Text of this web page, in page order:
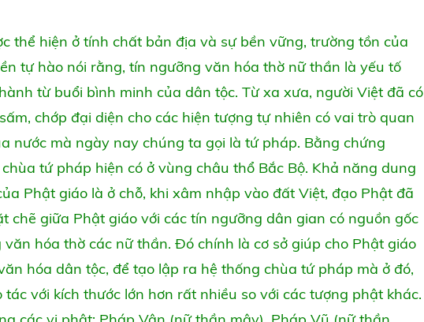
thể hiện ở tính chất bản địa và sự bền vững, trường tồn của
tự hào nói rằng, tín ngưỡng văn hóa thờ nữ thần là yếu tố
từ buổi bình minh của dân tộc. Từ xa xưa, người Việt đã có
chớp đại diện cho các hiện tượng tự nhiên có vai trò quan
nước mà ngày nay chúng ta gọi là tứ pháp. Bằng chứng
tứ pháp hiện có ở vùng châu thổ Bắc Bộ. Khả năng dung
Phật giáo là ở chỗ, khi xâm nhập vào đất Việt, đạo Phật đã
chẽ giữa Phật giáo với các tín ngưỡng dân gian có nguồn gốc
hóa thờ các nữ thần. Đó chính là cơ sở giúp cho Phật giáo
hóa dân tộc, để tạo lập ra hệ thống chùa tứ pháp mà ở đó,
với kích thước lớn hơn rất nhiều so với các tượng phật khác.